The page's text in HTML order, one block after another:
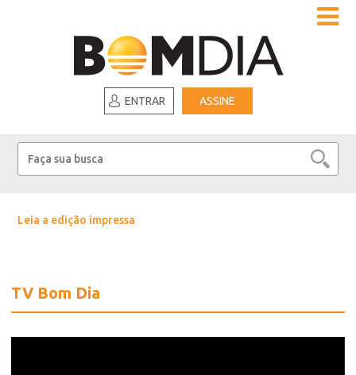
ENTRAR ASSINE
Leia a edição impressa
TV Bom Dia